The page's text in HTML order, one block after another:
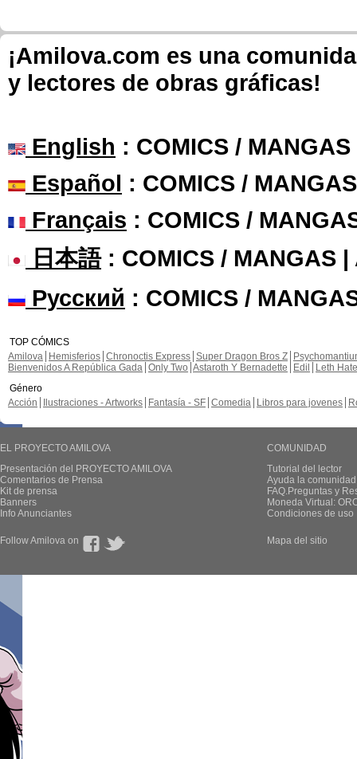
¡Amilova.com es una
y lectores de obras gráficas!
English : COMICS /
Español : COMICS /
Français : COMICS /
日本語: COMICS / MANGAS |
Русский : COMICS /
TOP CÓMICS
Amilova
Hemisferios Chronoctis Express Super Dragon Bros Z
Bienvenidos A República Gada Only Two Astaroth Y Bernadette Edil
Leth Hate
Género
Acción
Ilustraciones - Artworks Fantasía - SF Comedia Libros para jovenes
EL PROYECTO AMILOVA
Presentación del PROYECTO AMILOVA
Comentarios de Prensa
Kit de prensa
Banners
Info Anunciantes
COMUNIDAD
Tutorial del lector
Ayuda la
FAQ.Preguntas y
Moneda Virtual:
Condiciones de uso
Follow Amilova on Mapa del sitio